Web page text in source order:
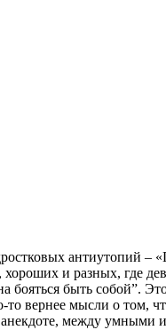
антиутопий –
и разных, где
бояться быть собой”.
вернее мысли о том,
анекдоте, между